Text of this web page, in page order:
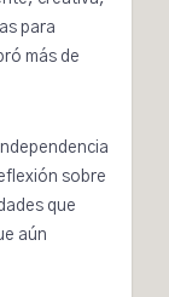
para
más de
sobre
que
aún